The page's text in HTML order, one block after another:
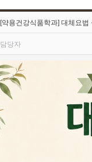
[약용건강식품학과] 대체요
담당자